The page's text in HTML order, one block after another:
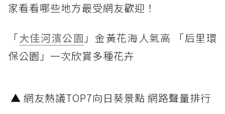
家看看哪些地方最受網友歡迎！
「大佳河濱公園 」金黃花海人氣高 「后里環
保公園」一次欣賞多種花卉
▲ 網友熱議TOP7向日葵景點 網路聲量排行